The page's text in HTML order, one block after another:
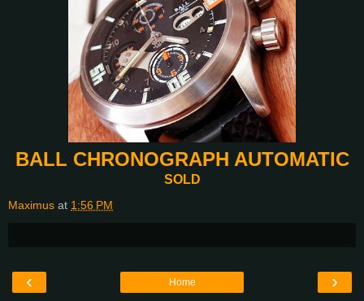
BALL CHRONOGRAPH AUTOMATIC
SOLD
Maximus at 1:56 PM
‹ ›
Home